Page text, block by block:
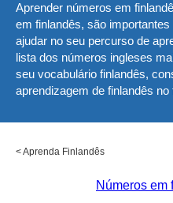
Aprender números em
em finlandês, são
ajudar no seu percurso de
lista dos números ingleses
seu vocabulário finlandês,
aprendizagem de finlandês no
<Aprenda Finlandês
Números em